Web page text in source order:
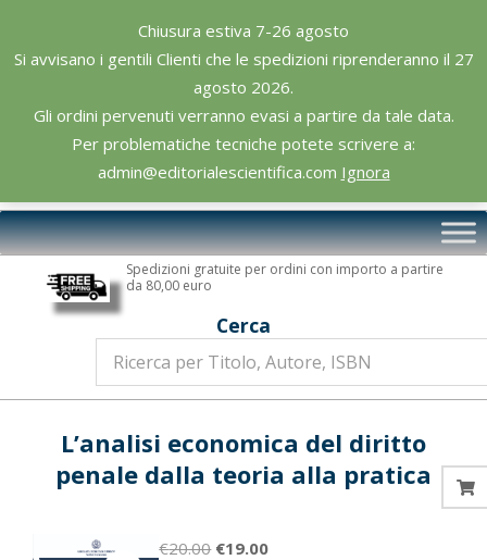
Chiusura estiva 7-26 agosto
Si avvisano i gentili Clienti che le spedizioni riprenderanno il 27
agosto 2026.
Gli ordini pervenuti verranno evasi a partire da tale data.
Per problematiche tecniche potete scrivere a:
admin@editorialescientifica.com Ignora
content
Editoriale
Scientifica
Primary
Navigation
Spedizioni gratuite per ordini con importo a partire
da 80,00 euro
Cerca
L’analisi economica del diritto
penale dalla teoria alla pratica
€20.00 Il
€19.00Il